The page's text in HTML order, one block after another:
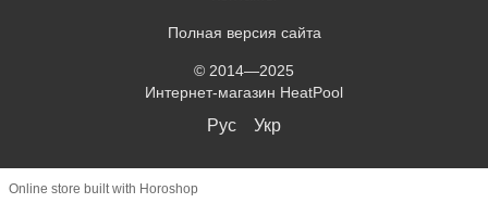
Полная версия сайта
© 2014—2025
Интернет-магазин HeatPool
Рус Укр
Online store built with Horoshop